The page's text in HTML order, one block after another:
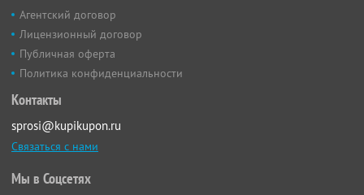
Агентский договор
Лицензионный договор
Публичная оферта
Политика конфиденциальности
Контакты
sprosi@kupikupon.ru
Связаться с нами
Мы в Соцсетях